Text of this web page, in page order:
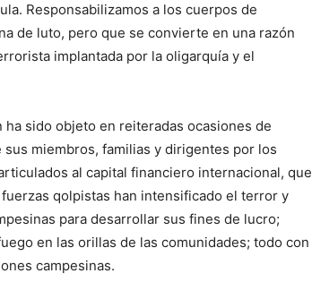
Responsabilizamos a los cuerpos de
de luto, pero que se convierte en una razón
implantada por la oligarquía y el
sido objeto en reiteradas ocasiones de
miembros, familias y dirigentes por los
al capital financiero internacional, que
qolpistas han intensificado el terror y
para desarrollar sus fines de lucro;
en las orillas de las comunidades; todo con
campesinas.